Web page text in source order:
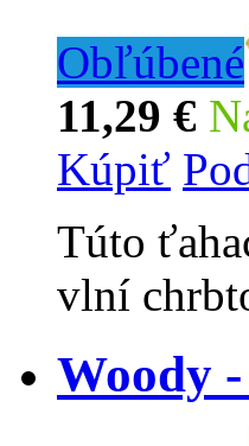
Obľúbené
11,29 €
Kúpiť
Túto
vlní
Woody